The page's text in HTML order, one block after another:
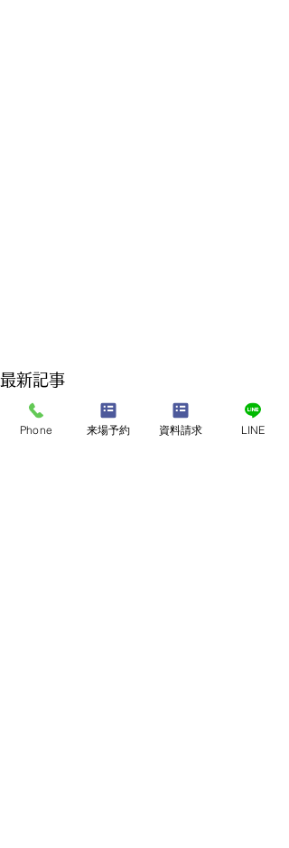
最新記事
Phone 来場予約 資料請求 LINE